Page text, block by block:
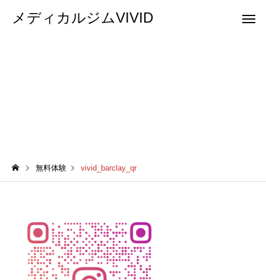
メディカルジムVIVID
無料体験 vivid_barclay_qr